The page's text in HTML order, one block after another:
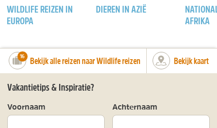
WILDLIFE REIZEN IN
EUROPA
DIEREN IN AZIË
AFRIKA
number_of_trips:
16 Bekijk alle reizen naar Wildlife reizen Bekijk kaart
Vakantietips & Inspiratie?
Voornaam Achternaam